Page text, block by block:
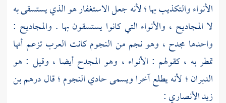
الأنواء والتكذيب بها ؛ لأنه جعل الاستغفار هو الذي يستسقى به
لا المجاديح ، والأنواء التي كانوا يستسقون بها . والمجاديح :
واحدها مجدح ، وهو نجم من النجوم كانت العرب تزعم أنها
تمطر به ، كقولهم : الأنواء ، وهو المجدح أيضا ، وقيل : هو
الدبران ؛ لأنه يطلع آخرا ويسمى حادي النجوم ؛ قالدرهم بن
زيد الأنصاري: